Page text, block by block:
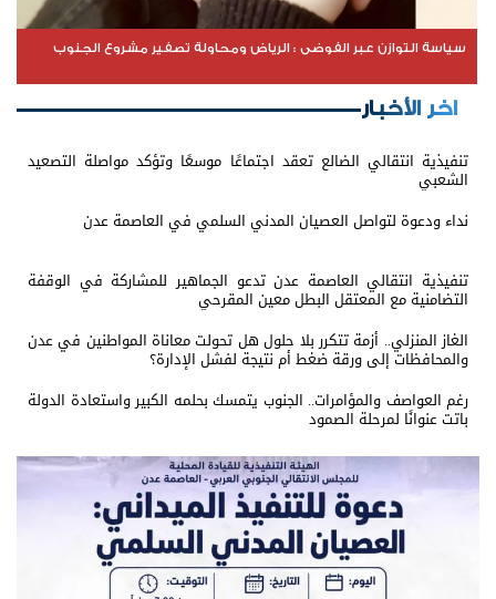
سياسة التوازن عبر الفوضى : الرياض ومحاولة تصفير مشروع الجنوب
اخر الأخبار
تنفيذية انتقالي الضالع تعقد اجتماعًا موسعًا وتؤكد مواصلة التصعيد
الشعبي
نداء ودعوة لتواصل العصيان المدني السلمي في العاصمة عدن
تنفيذية انتقالي العاصمة عدن تدعو الجماهير للمشاركة في الوقفة
التضامنية مع المعتقل البطل معين المقرحي
الغاز المنزلي.. أزمة تتكرر بلا حلول هل تحولت معاناة المواطنين في عدن
والمحافظات إلى ورقة ضغط أم نتيجة لفشل الإدارة؟
رغم العواصف والمؤامرات.. الجنوب يتمسك بحلمه الكبير واستعادة الدولة
باتت عنوانًا لمرحلة الصمود